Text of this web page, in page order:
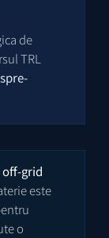
de
TRL
off-grid
este
o